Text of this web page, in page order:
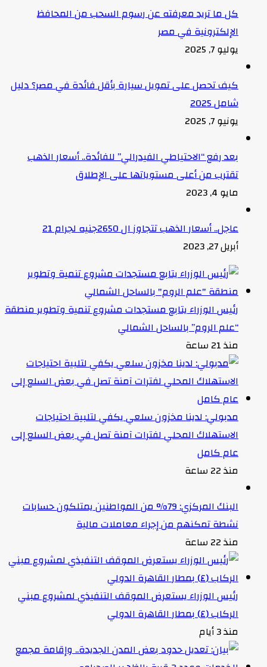
كل ما تريد معرفته عن رسوم السحب من المحافظ
الإلكترونية في مصر
يوليو 7, 2025
كيف تحصل على تمويل سيارة بأقل فائدة في مصر؟ دليل
شامل 2025
يونيو 7, 2025
بعد رفع “الاحتياطي الفيدرالي” للفائدة.. أسعار الذهب
تقترب من أعلى مستوياتها على الإطلاق
مايو 4, 2023
عاجل.. أسعار الذهب تتجاوز ال 2650جنيه لجرام 21
أبريل 27, 2023
رئيس الوزراء يتابع مستجدات مشروع تنمية وتطوير منطقة
“علم الروم” بالساحل الشمالي
منذ 21 ساعة
مدبولي: لدينا مخزون سلعي يكفي لتلبية احتياجات
الاستهلاك المحلي لفترات آمنة تصل في بعض السلع إلى
عام كامل
منذ 22 ساعة
البنك المركزي: 79% من المواطنين يمتلكون حسابات
نشطة تمكنهم من إجراء معاملات مالية
منذ 22 ساعة
رئيس الوزراء يستعرض الموقف التنفيذي لمشروع مبني
الركاب (٤) بمطار القاهرة الدولي
منذ 3 أيام